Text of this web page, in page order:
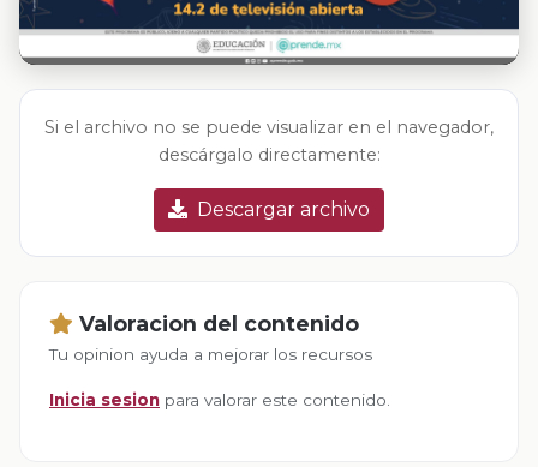
Si el archivo no se puede visualizar en el navegador,
descárgalo directamente:
Descargar archivo
Valoracion del contenido
Tu opinion ayuda a mejorar los recursos
Inicia sesion para valorar este contenido.